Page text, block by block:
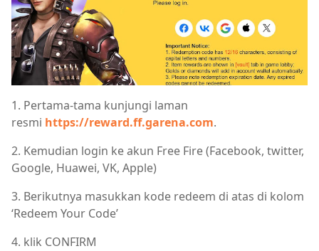
1. Pertama-tama kunjungi laman
resmi https://reward.ff.garena.com.
2. Kemudian login ke akun Free Fire (Facebook, twitter,
Google, Huawei, VK, Apple)
3. Berikutnya masukkan kode redeem di atas di kolom
‘Redeem Your Code’
4. klik CONFIRM